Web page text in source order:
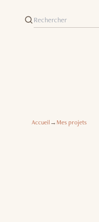
Accueil→Mes projets